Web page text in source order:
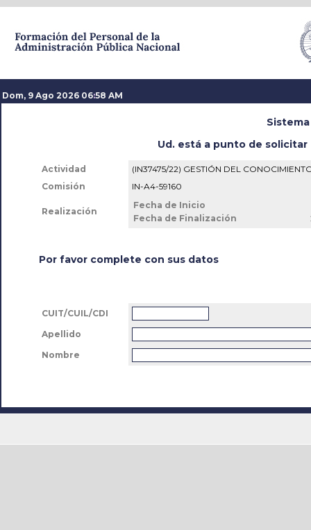
Dom, 9 Ago 2026 06:58 AM
Ud. está a punto de
Actividad
(IN37475/22) GESTIÓN DEL
Comisión
IN-A4-59160
Realización
Fecha de Inicio
Fecha de Finalización
Por favor complete con sus datos
CUIT/CUIL/CDI
Apellido
Nombre